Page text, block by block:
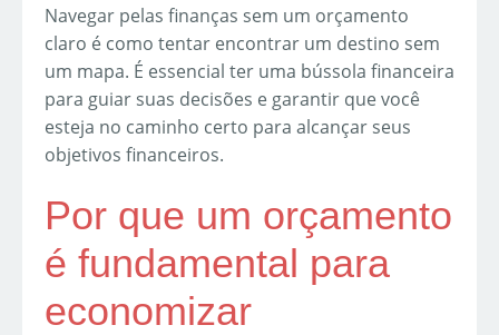
Navegar pelas finanças sem um orçamento
claro é como tentar encontrar um destino sem
um mapa. É essencial ter uma bússola financeira
para guiar suas decisões e garantir que você
esteja no caminho certo para alcançar seus
objetivos financeiros.
Por que um orçamento
é fundamental para
economizar